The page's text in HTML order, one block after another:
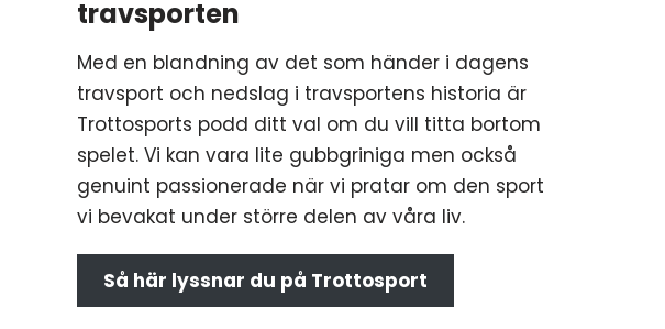
travsporten
Med en blandning av det som händer i dagens
travsport och nedslag i travsportens historia är
Trottosports podd ditt val om du vill titta bortom
spelet. Vi kan vara lite gubbgriniga men också
genuint passionerade när vi pratar om den sport
vi bevakat under större delen av våra liv.
Så här lyssnar du på Trottosport